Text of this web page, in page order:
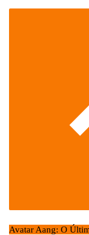
Avatar Aang: O